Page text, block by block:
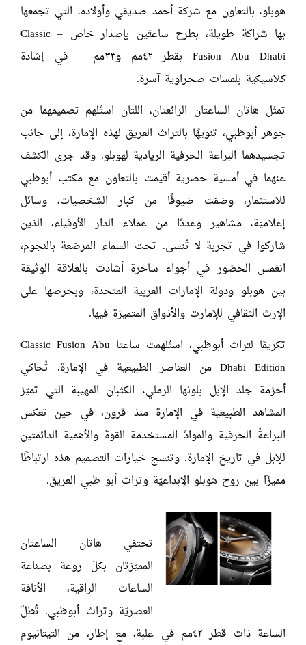
هوبلو، بالتعاون مع شركة أحمد صديقي وأولاده، التي تجمعها
بها شراكة طويلة، بطرح ساعتَين بإصدار خاص – Classic
Fusion Abu Dhabi بقطر ٤٢مم و٣٣مم – في إشادة
كلاسيكية بلمسات صحراوية آسرة.
تمثّل هاتان الساعتان الرائعتان، اللتان استُلهم تصميمهما من
جوهر أبوظبي، تنويهًا بالتراث العريق لهذه الإمارة، إلى جانب
تجسيدهما البراعة الحرفية الريادية لهوبلو. وقد جرى الكشف
عنهما في أمسية حصرية أقيمت بالتعاون مع مكتب أبوظبي
للاستثمار، وضمّت ضيوفًا من كبار الشخصيات، وسائل
إعلاميّة، مشاهير وعددًا من عملاء الدار الأوفياء، الذين
شاركوا في تجربة لا تُنسى. تحت السماء المرصّعة بالنجوم،
انغمس الحضور في أجواء ساحرة أشادت بالعلاقة الوثيقة
بين هوبلو ودولة الإمارات العربية المتحدة، وبحرصها على
الإرث الثقافي للإمارت والأذواق المتميزة فيها.
تكريمًا لتراث أبوظبي، استُلهمت ساعتا Classic Fusion Abu
Dhabi Edition من العناصر الطبيعية في الإمارة. تُحاكي
أحزمة جلد الإبل بلونها الرملي، الكثبان المهيبة التي تميّز
المشاهد الطبيعية في الإمارة منذ قرون، في حين تعكس
البراعةُ الحرفية والموادُ المستخدمة القوةَ والأهمية الدائمتين
للإبل في تاريخ الإمارة. وتنسج خيارات التصميم هذه ارتباطًا
مميزًا بين روح هوبلو الإبداعيّة وتراث أبو ظبي العريق.
تحتفي هاتان الساعتان
المميّزتان بكلّ روعة بصناعة
الساعات الراقية، الأناقة
العصريّة وتراث أبوظبي. تُطلّ
الساعة ذات قطر ٤٢مم في علبة، مع إطار، من التيتانيوم